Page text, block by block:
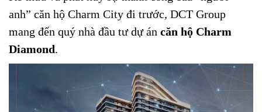
anh” căn hộ Charm City đi trước, DCT Group
mang đến quý nhà đầu tư dự án căn hộ Charm
Diamond.